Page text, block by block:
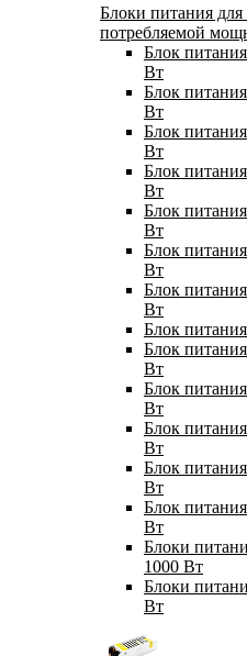
Блоки питания
потребляемой
Блок
Вт
Блок
Вт
Блок
Вт
Блок
Вт
Блок
Вт
Блок
Вт
Блок
Вт
Блок
Блок
Вт
Блок
Вт
Блок
Вт
Блок
Вт
Блок
Вт
Блоки
1000 Вт
Блоки
Вт